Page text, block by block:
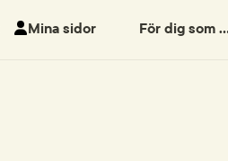
Mina sidor För dig som